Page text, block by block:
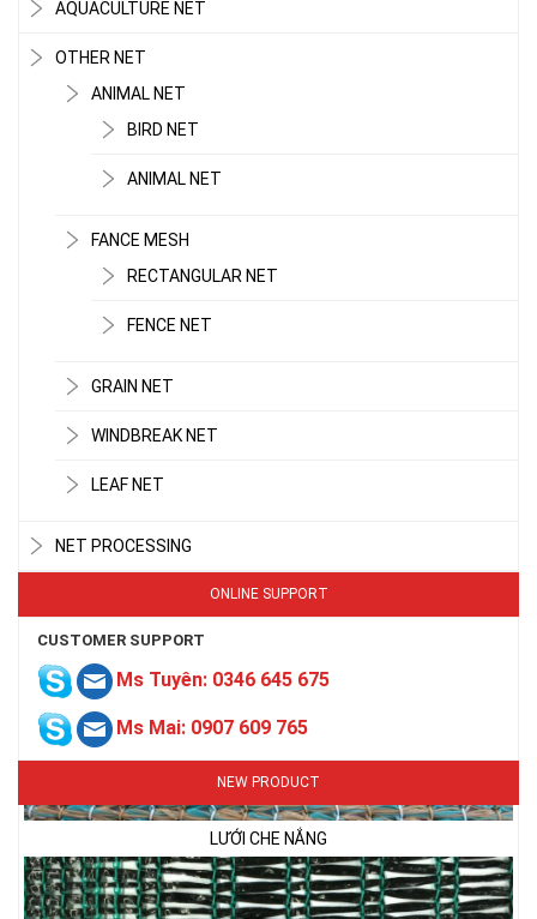
AQUACULTURE NET
OTHER NET
ANIMAL NET
BIRD NET
ANIMAL NET
FANCE MESH
RECTANGULAR NET
FENCE NET
GRAIN NET
WINDBREAK NET
LEAF NET
NET PROCESSING
ONLINE SUPPORT
CUSTOMER SUPPORT
Ms Tuyên: 0346 645 675
Ms Mai: 0907 609 765
NEW PRODUCT
LƯỚI CHE NẮNG